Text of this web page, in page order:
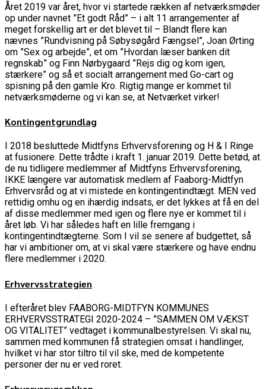
Året 2019 var året, hvor vi startede rækken af netværksmøder
op under navnet ”Et godt Råd” – i alt 11 arrangementer af
meget forskellig art er det blevet til – Blandt flere kan
nævnes ”Rundvisning på Søbysøgård Fængsel”, Joan Ørting
om ”Sex og arbejde”, et om ”Hvordan læser banken dit
regnskab” og Finn Nørbygaard ”Rejs dig og kom igen,
stærkere” og så et socialt arrangement med Go-cart og
spisning på den gamle Kro. Rigtig mange er kommet til
netværksmøderne og vi kan se, at Netværket virker!
Kontingentgrundlag
I 2018 besluttede Midtfyns Erhvervsforening og H & I Ringe
at fusionere. Dette trådte i kraft 1. januar 2019. Dette betød, at
de nu tidligere medlemmer af Midtfyns Erhvervsforening,
IKKE længere var automatisk medlem af Faaborg-Midtfyn
Erhvervsråd og at vi mistede en kontingentindtægt. MEN ved
rettidig omhu og en ihærdig indsats, er det lykkes at få en del
af disse medlemmer med igen og flere nye er kommet til i
året løb. Vi har således haft en lille fremgang i
kontingentindtægterne. Som I vil se senere af budgettet, så
har vi ambitioner om, at vi skal være stærkere og have endnu
flere medlemmer i 2020.
Erhvervsstrategien
I efteråret blev FAABORG-MIDTFYN KOMMUNES
ERHVERVSSTRATEGI 2020-2024 – ”SAMMEN OM VÆKST
OG VITALITET” vedtaget i kommunalbestyrelsen. Vi skal nu,
sammen med kommunen få strategien omsat i handlinger,
hvilket vi har stor tiltro til vil ske, med de kompetente
personer der nu er ved roret.